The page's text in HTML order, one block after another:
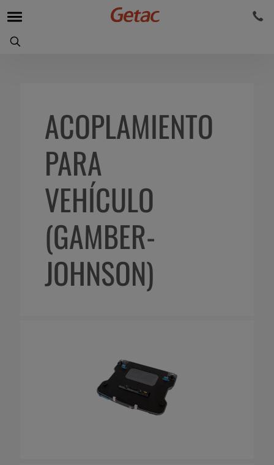
ACOPLAMIENTO
PARA
VEHÍCULO
(GAMBER-
JOHNSON)